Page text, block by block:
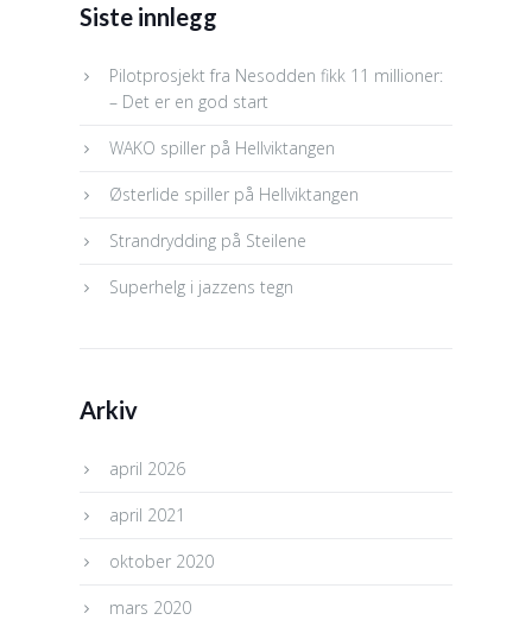
Siste innlegg
Pilotprosjekt fra Nesodden fikk 11 millioner:
– Det er en god start
WAKO spiller på Hellviktangen
Østerlide spiller på Hellviktangen
Strandrydding på Steilene
Superhelg i jazzens tegn
Arkiv
april 2026
april 2021
oktober 2020
mars 2020